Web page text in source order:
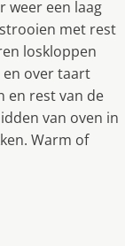
weer een laag
met rest
loskloppen
over taart
en rest van de
van oven in
Warm of